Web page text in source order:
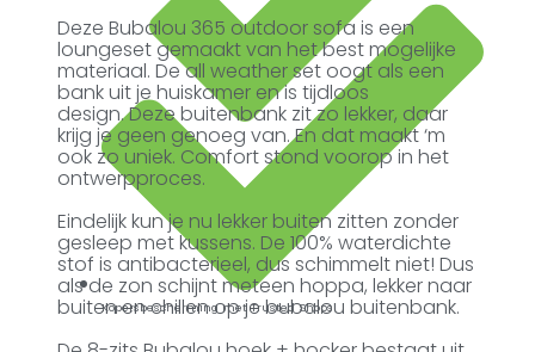
Kopersbescherming met Trusted Shops
Deze Bubalou 365 outdoor sofa is een
loungeset gemaakt van het best mogelijke
materiaal. De all weather set oogt als een
bank uit je huiskamer en is tijdloos
design. Deze buitenbank zit zo lekker, daar
krijg je geen genoeg van. En dat maakt ‘m
ook zo uniek. Comfort stond voorop in het
ontwerpproces.
Eindelijk kun je nu lekker buiten zitten zonder
gesleep met kussens. De 100% waterdichte
stof is antibacterieel, dus schimmelt niet! Dus
als de zon schijnt meteen hoppa, lekker naar
buiten en chillen op je bubalou buitenbank.